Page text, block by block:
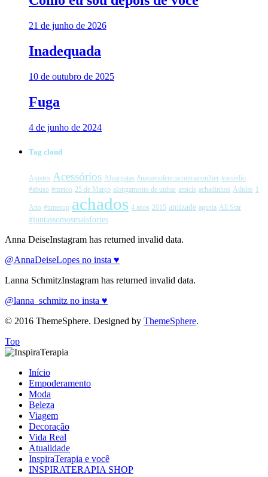
21 de junho de 2026
Inadequada
10 de outubro de 2025
Fuga
4 de junho de 2024
Tag cloud
Ajustes Acessórios Alpargatas #naoaviolenciacontraamulher #assedio
#abuso #metoo 25 de Março alongamento de unhas amicis achadinhos Adidas 1
Ano #timesup achados 4 anos 2015 amizade agusta All Star
#juntassomosmaisfortes
Anna DeiseInstagram has returned invalid data.
@AnnaDeiseLopes no insta ♥
Lanna SchmitzInstagram has returned invalid data.
@lanna_schmitz no insta ♥
© 2016 ThemeSphere. Designed by ThemeSphere.
Top
Início
Empoderamento
Moda
Beleza
Viagem
Decoração
Vida Real
Atualidade
InspiraTerapia e você
INSPIRATERAPIA SHOP